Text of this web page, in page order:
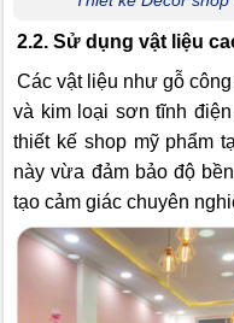
2.2. Sử dụng vật liệu
Các vật liệu như gỗ
và kim loại sơn tĩnh
thiết kế shop mỹ phẩm
này vừa đảm bảo độ
tạo cảm giác chuyên